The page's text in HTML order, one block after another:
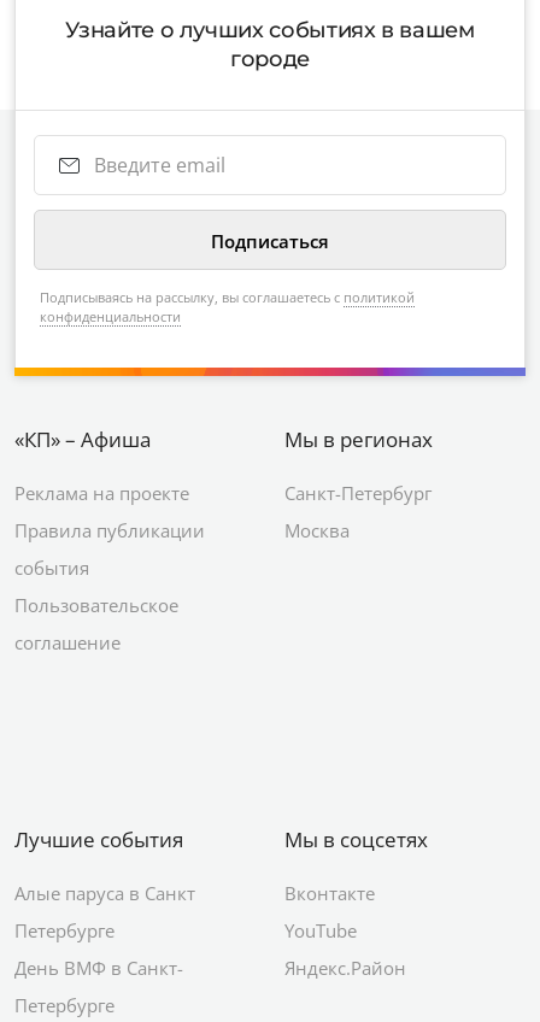
Узнайте о лучших событиях в вашем
городе
Подписываясь на рассылку, вы соглашаетесь с политикой
конфиденциальности
«КП» – Афиша
Реклама на проекте
Правила публикации
события
Пользовательское
соглашение
Мы в регионах
Санкт-Петербург
Москва
Лучшие события
Алые паруса в Санкт
Петербурге
День ВМФ в Санкт-
Петербурге
Мы в соцсетях
Вконтакте
YouTube
Яндекс.Район